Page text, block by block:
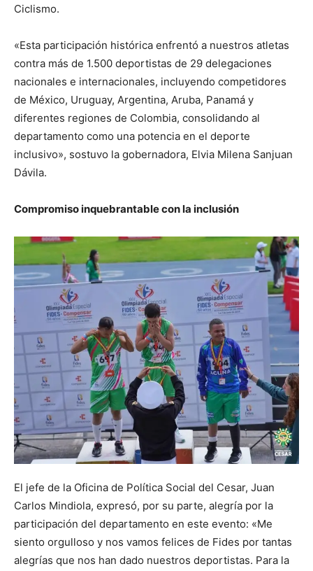
Ciclismo.
«Esta participación histórica enfrentó a nuestros atletas
contra más de 1.500 deportistas de 29 delegaciones
nacionales e internacionales, incluyendo competidores
de México, Uruguay, Argentina, Aruba, Panamá y
diferentes regiones de Colombia, consolidando al
departamento como una potencia en el deporte
inclusivo», sostuvo la gobernadora, Elvia Milena Sanjuan
Dávila.
Compromiso inquebrantable con la inclusión
El jefe de la Oficina de Política Social del Cesar, Juan
Carlos Mindiola, expresó, por su parte, alegría por la
participación del departamento en este evento: «Me
siento orgulloso y nos vamos felices de Fides por tantas
alegrías que nos han dado nuestros deportistas. Para la